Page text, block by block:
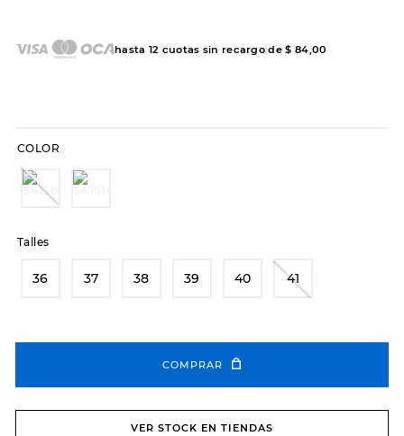
hasta 12 cuotas sin recargo de$ 84 00
COLOR
Talles
36 37 38 39 40 41
COMPRAR
VER STOCK EN TIENDAS